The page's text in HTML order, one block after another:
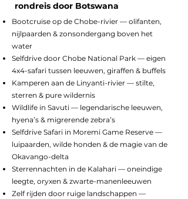
rondreis door Botswana
Bootcruise op de Chobe-rivier — olifanten,
nijlpaarden & zonsondergang boven het
water
Selfdrive door Chobe National Park — eigen
4x4-safari tussen leeuwen, giraffen & buffels
Kamperen aan de Linyanti-rivier — stilte,
sterren & pure wildernis
Wildlife in Savuti — legendarische leeuwen,
hyena’s & migrerende zebra’s
Selfdrive Safari in Moremi Game Reserve —
luipaarden, wilde honden & de magie van de
Okavango-delta
Sterrennachten in de Kalahari — oneindige
leegte, oryxen & zwarte-manenleeuwen
Zelf rijden door ruige landschappen —